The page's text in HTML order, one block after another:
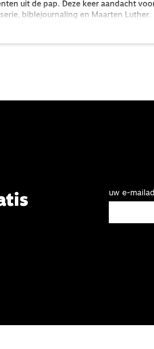
uit de pap. Deze keer aandacht
biblejournaling en Maarten Luther.
uw e-